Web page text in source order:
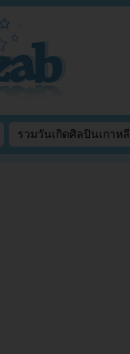
รวมวันเกิดศิลปินเกาหลี